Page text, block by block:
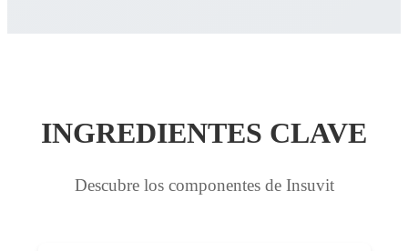
INGREDIENTES CLAVE
Descubre los componentes de Insuvit